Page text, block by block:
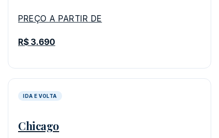
PREÇO A PARTIR DE
R$ 3.690
IDA E VOLTA
Chicago